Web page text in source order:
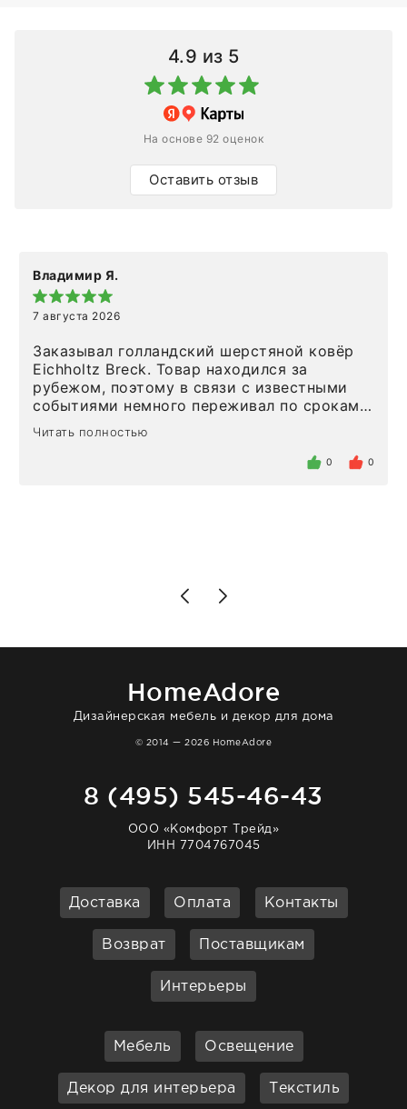
4.9 из 5
На основе 92 оценок
Оставить отзыв
Владимир Я.
7 августа 2026
Заказывал голландский шерстяной ковёр
Eichholtz Breck. Товар находился за
рубежом, поэтому в связи с известными
событиями немного переживал по срокам.
Но homeadore привезли ровно в
определенное в договоре время, без
то качество выше всяких похвал. Выглядит
Читать полностью
0 0
HomeAdore
Дизайнерская мебель и декор для дома
© 2014 — 2026 HomeAdore
8 (495) 545-46-43
ООО «Комфорт Трейд»
ИНН 7704767045
Доставка Оплата Контакты
Возврат Поставщикам
Интерьеры
Мебель Освещение
Декор для интерьера Текстиль